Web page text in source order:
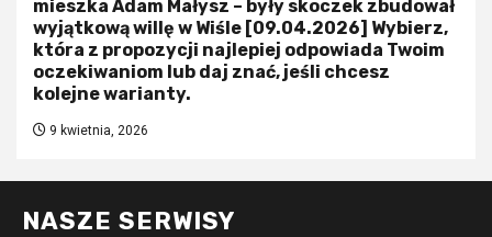
mieszka Adam Małysz – były skoczek zbudował
wyjątkową willę w Wiśle [09.04.2026] Wybierz,
która z propozycji najlepiej odpowiada Twoim
oczekiwaniom lub daj znać, jeśli chcesz
kolejne warianty.
9 kwietnia, 2026
NASZE SERWISY